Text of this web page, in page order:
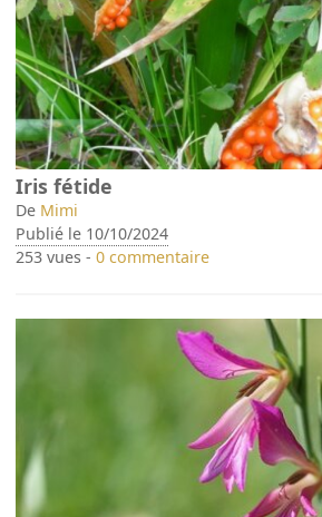
Iris fétide
De Mimi
Publié le 10/10/2024
253 vues -0 commentaire